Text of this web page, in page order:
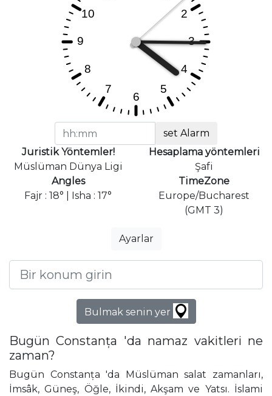
set Alarm
Juristik Yöntemler!
Müslüman Dünya Ligi
Hesaplama yöntemleri
Şafi
Angles
Fajr : 18° | Isha : 17°
TimeZone
Europe/Bucharest
(GMT 3)
Ayarlar
Bulmak senin yer
Bugün Constanța 'da namaz vakitleri ne
zaman?
Bugün Constanța 'da Müslüman salat zamanları,
İmsâk, Güneş, Öğle, İkindi, Akşam ve Yatsı. İslami